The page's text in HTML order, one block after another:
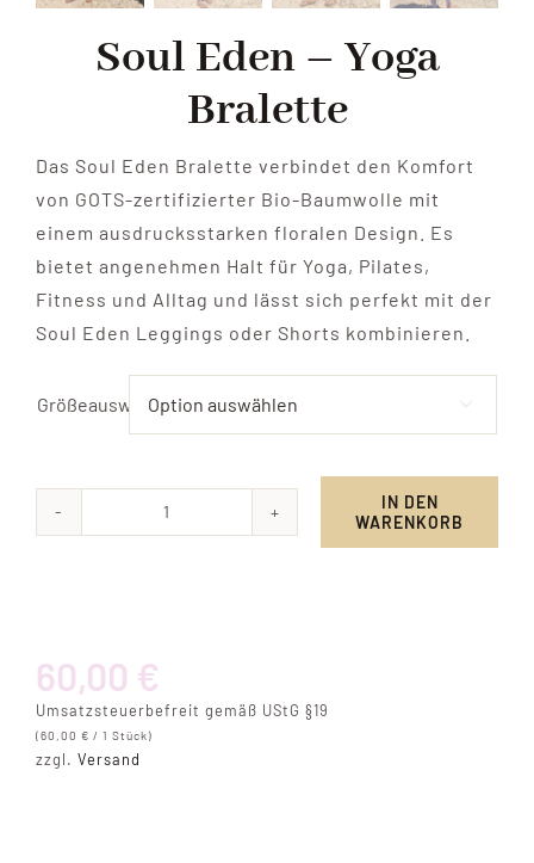
Soul Eden – Yoga
Bralette
Das Soul Eden Bralette verbindet den Komfort
von GOTS-zertifizierter Bio-Baumwolle mit
einem ausdrucksstarken floralen Design. Es
bietet angenehmen Halt für Yoga, Pilates,
Fitness und Alltag und lässt sich perfekt mit der
Soul Eden Leggings oder Shorts kombinieren.
Größeauswahl 
Soul
IN DEN
WARENKORB
60,00 €
Umsatzsteuerbefreit gemäß UStG §19
(60,00 € / 1 Stück)
zzgl. Versand